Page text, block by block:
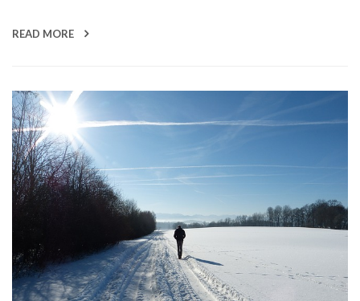
READ MORE